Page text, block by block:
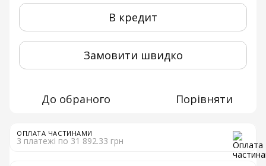
В кредит
Замовити швидко
До обраного Порівняти
ОПЛАТА ЧАСТИНАМИ
3 платежі по 31 892.33 грн